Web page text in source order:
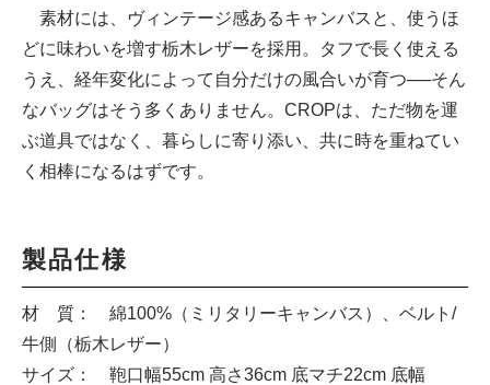
素材には、ヴィンテージ感あるキャンバスと、使うほ
どに味わいを増す栃木レザーを採用。タフで長く使える
うえ、経年変化によって自分だけの風合いが育つ──そん
なバッグはそう多くありません。CROPは、ただ物を運
ぶ道具ではなく、暮らしに寄り添い、共に時を重ねてい
く相棒になるはずです。
製品仕様
材 質： 綿100%（ミリタリーキャンバス）、ベルト/
牛側（栃木レザー）
サイズ： 鞄口幅55cm 高さ36cm 底マチ22cm 底幅